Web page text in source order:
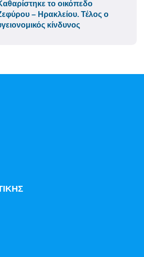
το οικόπεδο
– Ηρακλείου. Τέλος ο
κίνδυνος